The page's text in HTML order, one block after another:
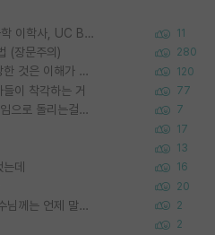
Korea University 수학, 컴퓨터과학 이학사, UC Berkeley 산업공학 대학원 공학박사가 되는 것은 쉽지 않겠죠? 11
(장문주의) 280
대학원생들 교수에게 가스라이팅 당한 것은 이해가 갑니다. 안타깝네요. 120
이 착각하는 거 77
왜 후배가 못하는걸 교수님은 내 책임으로 돌리는걸까요? 7
17
13
데 16
20
타대학원 컨텍 준비중인데, 지도교수님께는 언제 말씀드려야 할까요? 2
2